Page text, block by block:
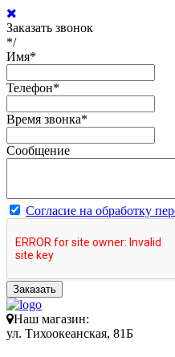
Заказать звонок
*/
Имя*
Телефон*
Время звонка*
Сообщение
Согласие на обработку
Заказать
Наш магазин:
ул. Тихоокеанская, 81Б